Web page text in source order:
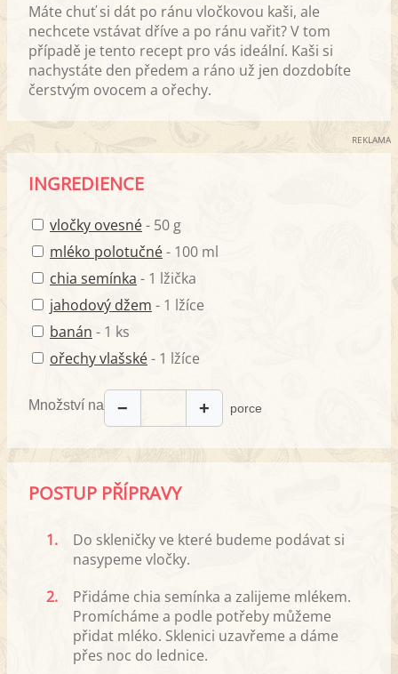
Máte chuť si dát po ránu vločkovou kaši, ale
nechcete vstávat dříve a po ránu vařit? V tom
případě je tento recept pro vás ideální. Kaši si
nachystáte den předem a ráno už jen dozdobíte
čerstvým ovocem a ořechy.
REKLAMA
INGREDIENCE
vločky ovesné- 50 g
mléko polotučné- 100 ml
chia semínka - 1 lžička
jahodový džem - 1 lžíce
banán - 1 ks
ořechy vlašské- 1 lžíce
Množství na − + porce
POSTUP PŘÍPRAVY
1.
Do skleničky ve které budeme podávat si
nasypeme vločky.
2.
Přidáme chia semínka a zalijeme mlékem.
Promícháme a podle potřeby můžeme
přidat mléko. Sklenici uzavřeme a dáme
přes noc do lednice.